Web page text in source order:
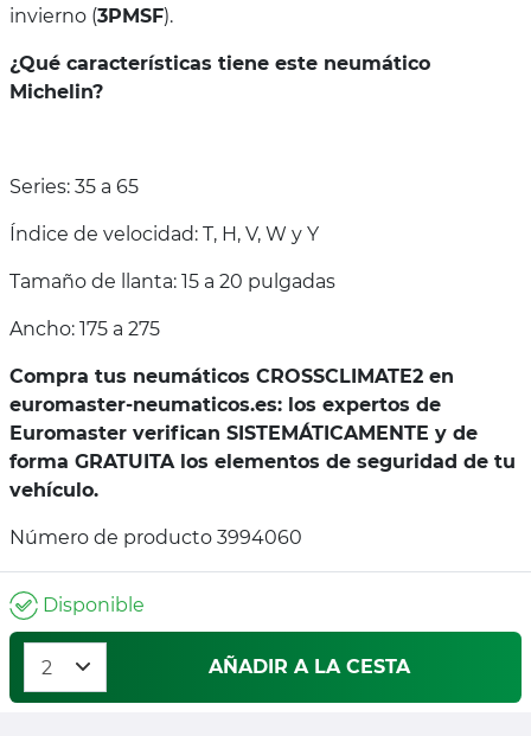
invierno (3PMSF).
¿Qué características tiene este neumático
Michelin?
Series: 35 a 65
Índice de velocidad: T, H, V, W y Y
Tamaño de llanta: 15 a 20 pulgadas
Ancho: 175 a 275
Compra tus neumáticos CROSSCLIMATE2 en
euromaster-neumaticos.es: los expertos de
Euromaster verifican SISTEMÁTICAMENTE y de
forma GRATUITA los elementos de seguridad de tu
vehículo.
Número de producto 3994060
Disponible
AÑADIR A LA CESTA